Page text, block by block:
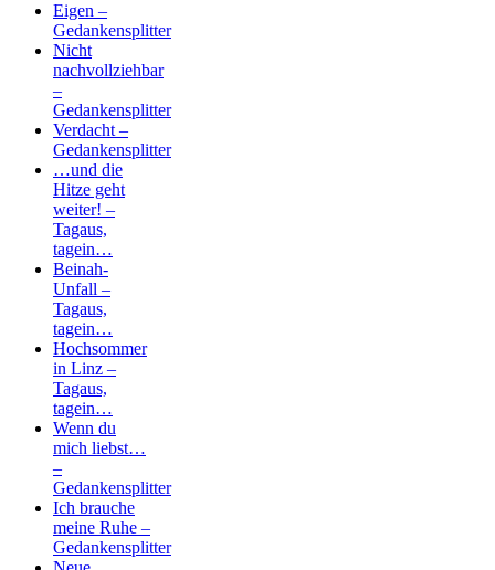
Eigen –
Gedankensplitter
Nicht
nachvollziehbar
–
Gedankensplitter
Verdacht –
Gedankensplitter
…und die
Hitze geht
weiter! –
Tagaus,
tagein…
Beinah-
Unfall –
Tagaus,
tagein…
Hochsommer
in Linz –
Tagaus,
tagein…
Wenn du
mich liebst…
–
Gedankensplitter
Ich brauche
meine Ruhe –
Gedankensplitter